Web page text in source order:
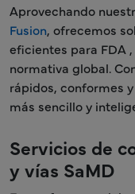
Aprovechando
Fusion, ofrecemos
eficientes para FDA
normativa global.
rápidos, conformes
más sencillo y
Servicios de
y vías SaMD